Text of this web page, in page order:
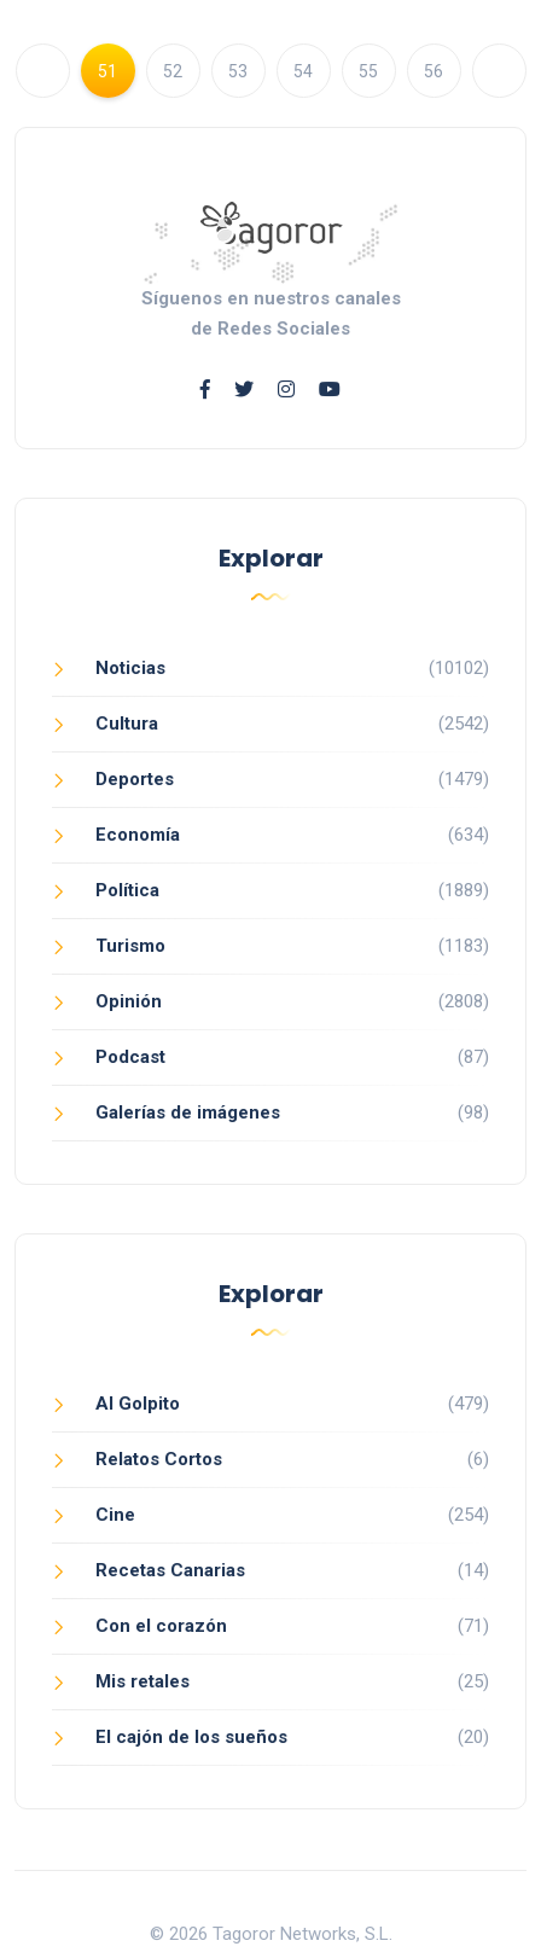
51 52 53 54 55 56
Síguenos en nuestros canales
de Redes Sociales
Explorar
Noticias (10102)
Cultura (2542)
Deportes (1479)
Economía (634)
Política (1889)
Turismo (1183)
Opinión (2808)
Podcast (87)
Galerías de imágenes (98)
Explorar
Al Golpito (479)
Relatos Cortos (6)
Cine (254)
Recetas Canarias (14)
Con el corazón (71)
Mis retales (25)
El cajón de los sueños (20)
© 2026 Tagoror Networks, S.L.